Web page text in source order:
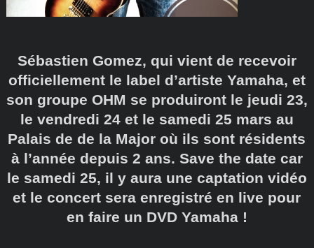
Sébastien Gomez, qui vient de recevoir
officiellement le label d’artiste Yamaha, et
son groupe OHM se produiront le jeudi 23,
le vendredi 24 et le samedi 25 mars au
Palais de de la Major où ils sont résidents
à l’année depuis 2 ans. Save the date car
le samedi 25, il y aura une captation vidéo
et le concert sera enregistré en live pour
en faire un DVD Yamaha !